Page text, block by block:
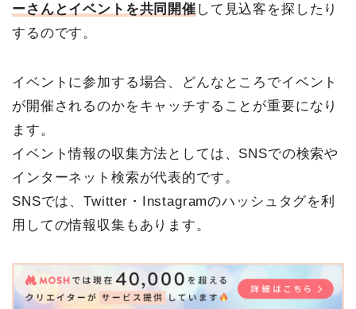
ーさんとイベントを共同開催 して見込客を探したり
するのです。
イベントに参加する場合、どんなところでイベント
が開催されるのかをキャッチすることが重要になり
ます。
イベント情報の収集方法としては、SNSでの検索や
インターネット検索が代表的です。
SNSでは、Twitter・Instagramのハッシュタグを利
用しての情報収集もあります。